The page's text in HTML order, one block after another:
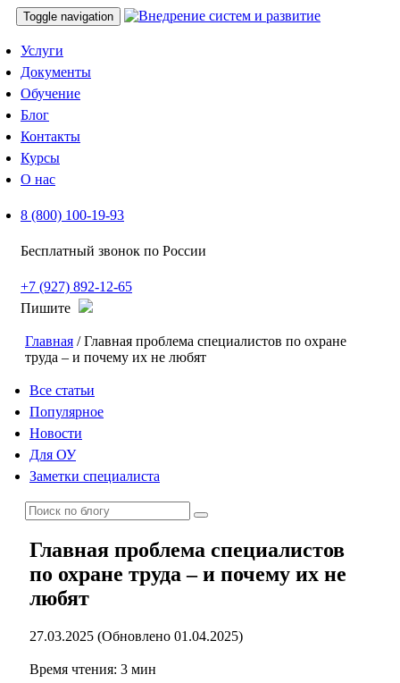
Toggle navigation
Услуги
Документы
Обучение
Блог
Контакты
Курсы
О нас
8 (800) 100-19-93
Бесплатный звонок по России
+7 (927) 892-12-65
Пишите
Главная / Главная проблема специалистов по охране
труда – и почему их не любят
Все статьи
Популярное
Новости
Для ОУ
Заметки специалиста
Главная проблема специалистов
по охране труда – и почему их не
любят
27.03.2025 (Обновлено 01.04.2025)
Время чтения: 3 мин